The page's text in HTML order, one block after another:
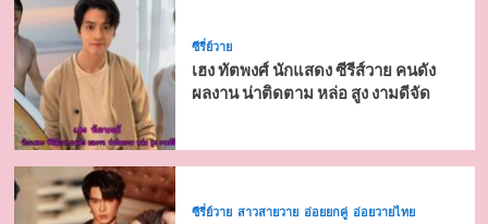
ซีรี่ย์วาย
เฮง ทัตพงศ์ นักแสดง ซีรีส์วาย คนดัง
ผลงาน น่าติดตาม หล่อ สูง งามดีจัด
ซีรี่ย์วาย สาวสายวาย อ่อยยกคู่ อ่อยวายไทย